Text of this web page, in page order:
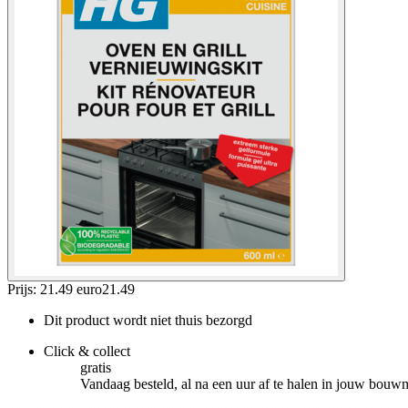
Prijs: 21.49 euro21 .49
Dit product wordt niet thuis bezorgd
Click & collect
gratis
Vandaag besteld, al na een uur af te halen in jouw